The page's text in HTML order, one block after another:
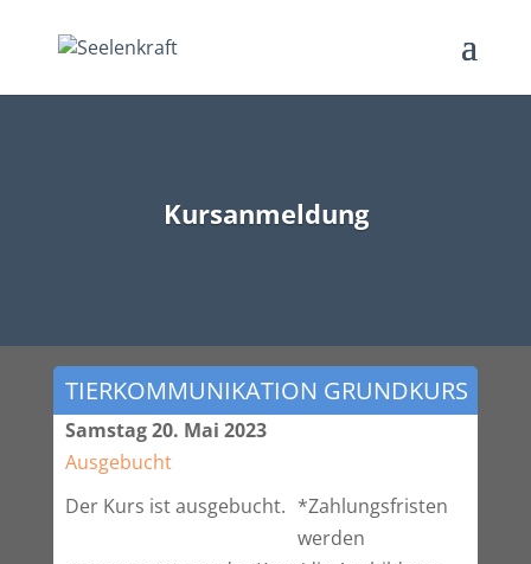
Kursanmeldung
TIERKOMMUNIKATION GRUNDKURS
Samstag 20. Mai 2023
Ausgebucht
Der Kurs ist ausgebucht. *Zahlungsfristen
werden